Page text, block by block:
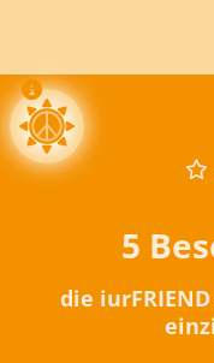
5
die